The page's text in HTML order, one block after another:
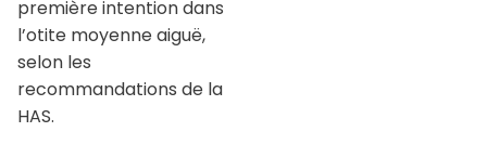
première intention dans
l’otite moyenne aiguë,
selon les
recommandations de la
HAS.